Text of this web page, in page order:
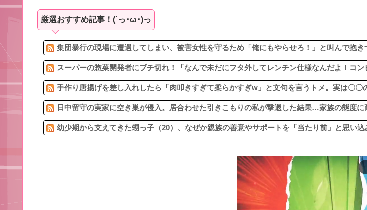
1/2【クズ男】このままでは結婚の意味がないと言われ離婚の危機。同居は嫌...
【崩壊寸前】夫がバイトの子を「放っておけない」とか言い訳する理由がコレｗ...
「お前は自分に甘い」と家族に責められ育った私…３０歳の時、真夏に重度の熱...
バスから降りようとお金を入れたら、いきなり私の手を握って一緒に降りようと...
厳選おすすめ記事！(´っ･ω･)っ
集団暴行の現場に遭遇してしまい、被害女性を守るため「俺にもやらせろ！」と叫んで抱
スーパーの惣菜開発者にブチ切れ！「なんで未だにフタ外してレンチン仕様なんだよ！コン
手作り唐揚げを差し入れしたら「肉叩きすぎて柔らかすぎw」と文句を言うトメ。実は〇〇
日中留守の実家に空き巣が侵入。居合わせた引きこもりの私が撃退した結果…家族の態度に
幼少期から支えてきた甥っ子（20）、なぜか親族の善意やサポートを「当たり前」と思い